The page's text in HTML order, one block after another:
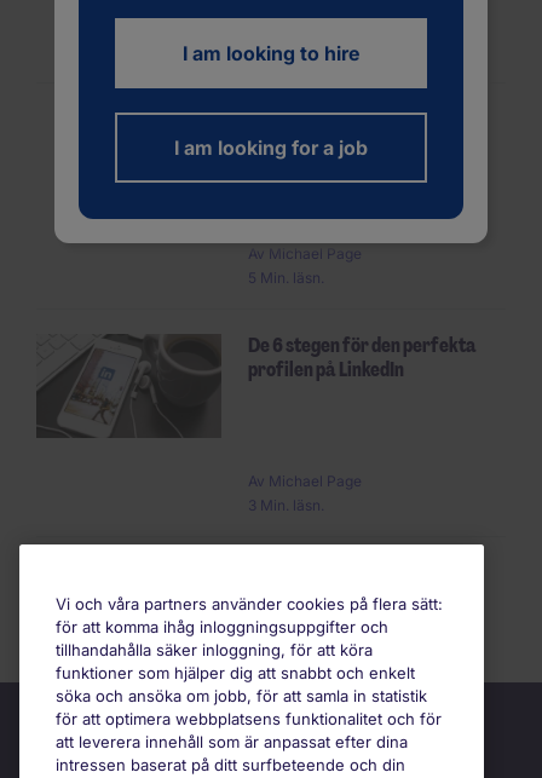
I am looking to hire
I am looking for a job
4 Min. läsn.
Förhållningssättet till arbete
har förändrats
Av Michael Page
5 Min. läsn.
De 6 stegen för den perfekta
profilen på LinkedIn
Av Michael Page
3 Min. läsn.
Vi och våra partners använder cookies på flera sätt:
för att komma ihåg inloggningsuppgifter och
tillhandahålla säker inloggning, för att köra
funktioner som hjälper dig att snabbt och enkelt
söka och ansöka om jobb, för att samla in statistik
för att optimera webbplatsens funktionalitet och för
att leverera innehåll som är anpassat efter dina
intressen baserat på ditt surfbeteende och din